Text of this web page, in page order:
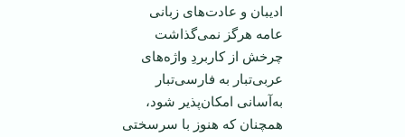
ادیبان و عادت‌های زبانی
عامه هرگز نمی‌گذاشت
چرخش از كاربردِ واژه‌های
عربی‌تبار به فارسی‌تبار
به‌آسانی امكان‌پذیر شود،
همچنان كه هنوز با سرسختی